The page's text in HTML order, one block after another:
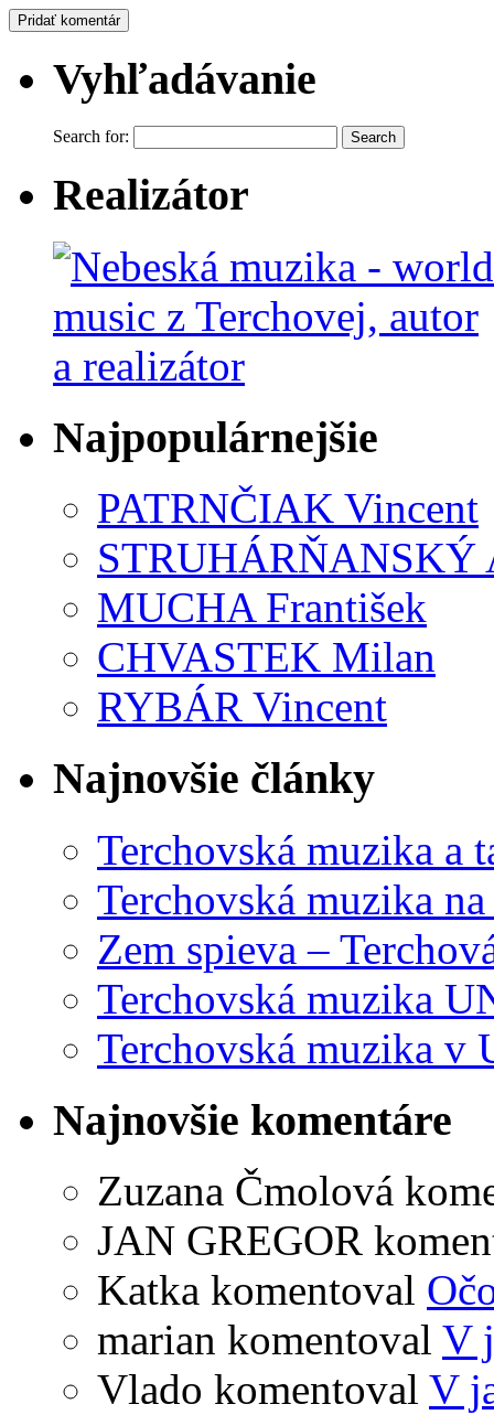
Vyhľadávanie
Search for:
Realizátor
Najpopulárnejšie
PATRNČIAK Vincent
STRUHÁRŇANSKÝ
MUCHA František
CHVASTEK Milan
RYBÁR Vincent
Najnovšie články
Terchovská muzika a
Terchovská muzika
Zem spieva –
Terchovská muzika
Terchovská muzika v
Najnovšie komentáre
Zuzana Čmolová
JAN GREGOR
Katka komentoval
marian komentoval V
Vlado komentoval V